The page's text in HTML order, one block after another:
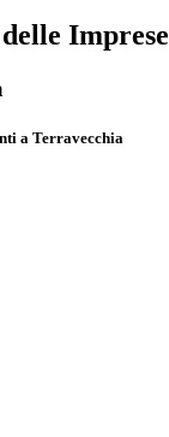
Imprese
a Terravecchia